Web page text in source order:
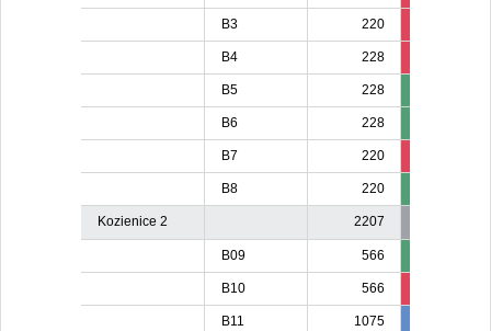
B3 220
B4 228
B5 228
B6 228
B7 220
B8 220
Kozienice 2 2207
B09 566
B10 566
B11 1075